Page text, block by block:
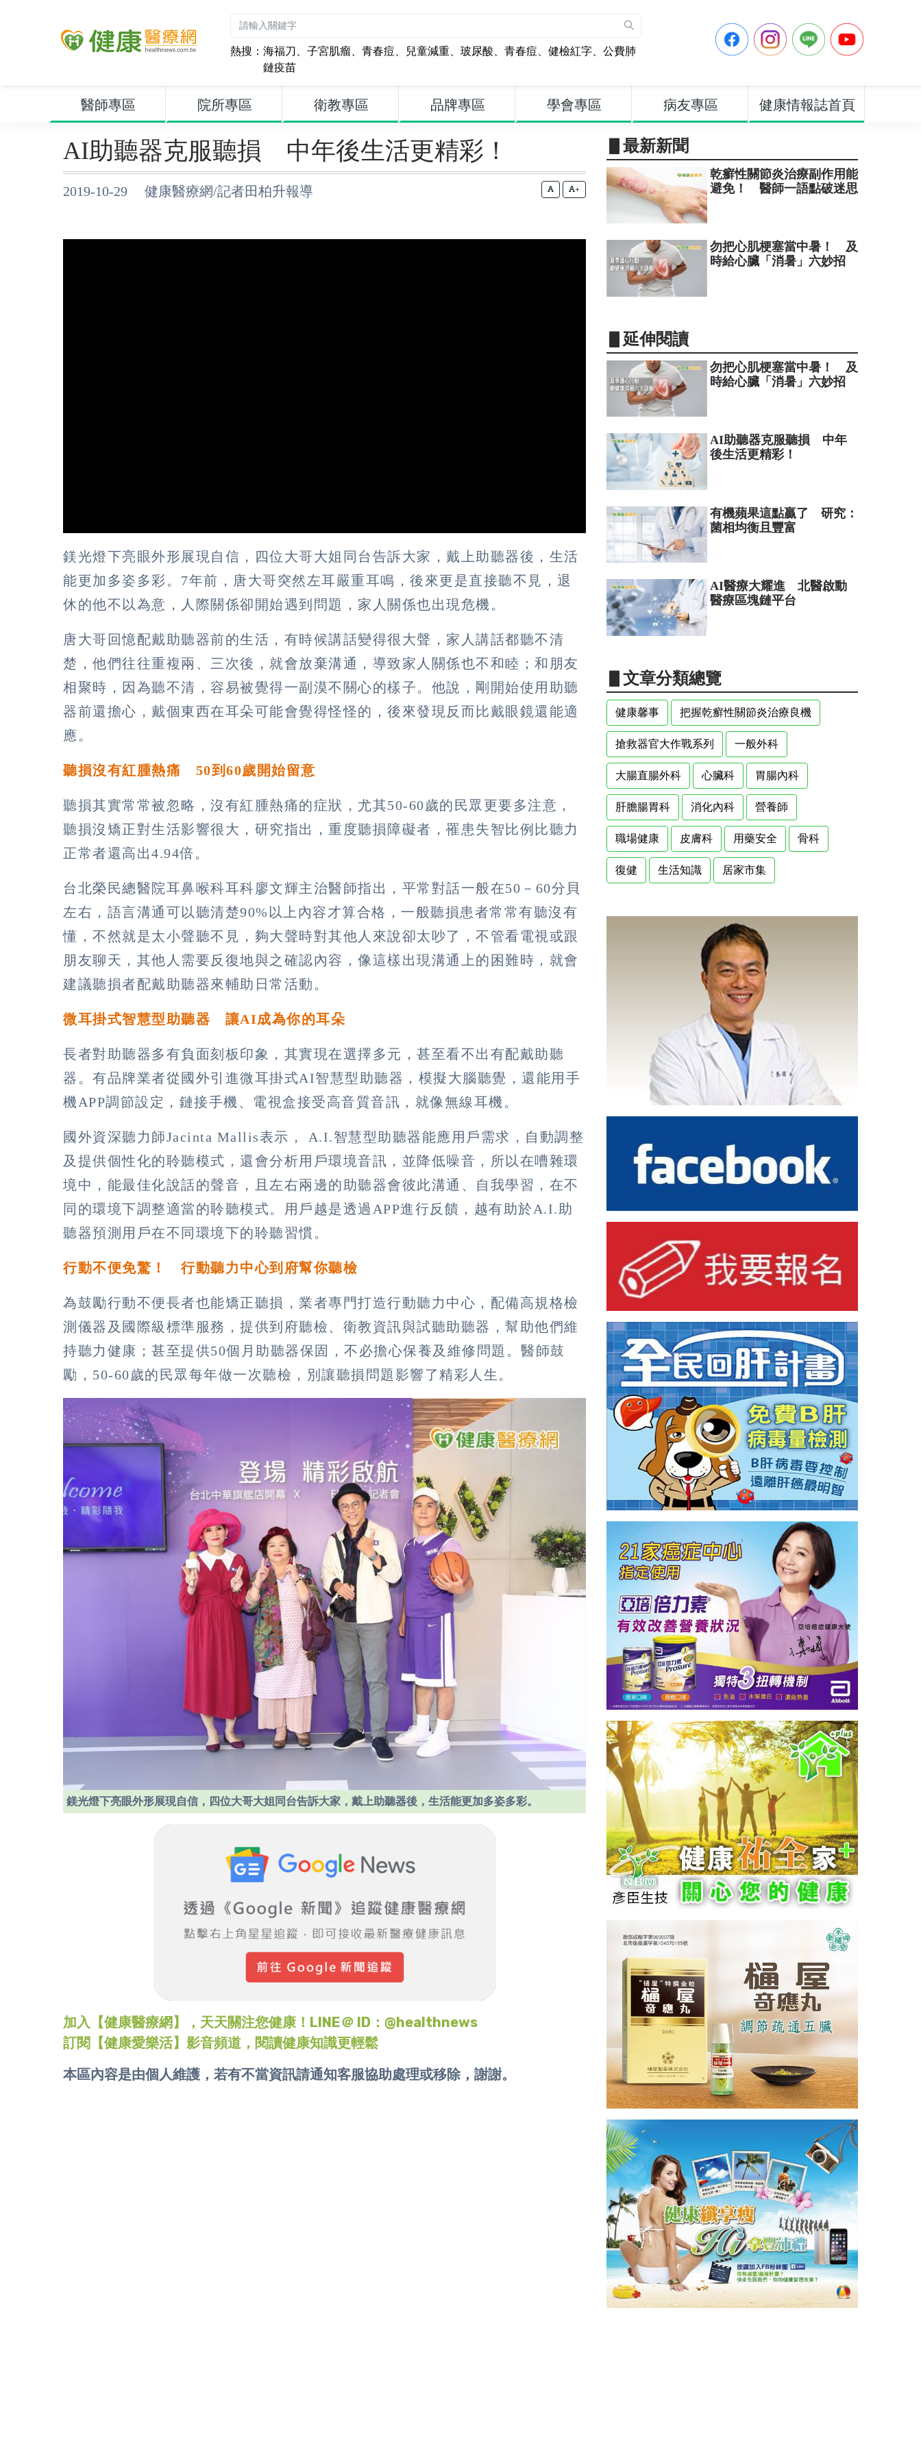
熱搜： 海福刀 、 子宮肌瘤、 青春痘、 兒童減重、 玻尿酸、 青春痘、 健檢紅字、 公費肺
鏈疫苗
醫師專區 院所專區 衛教專區 品牌專區 學會專區 病友專區 健康情報誌首頁
AI助聽器克服聽損 中年後生活更精彩！
2019-10-29 健康醫療網/記者田柏升報導 +
鎂光燈下亮眼外形展現自信，四位大哥大姐同台告訴大家，戴上助聽器後，生活
能更加多姿多彩。7年前，唐大哥突然左耳嚴重耳鳴，後來更是直接聽不見，退
休的他不以為意，人際關係卻開始遇到問題，家人關係也出現危機。
唐大哥回憶配戴助聽器前的生活，有時候講話變得很大聲，家人講話都聽不清
楚，他們往往重複兩、三次後，就會放棄溝通，導致家人關係也不和睦；和朋友
相聚時，因為聽不清，容易被覺得一副漠不關心的樣子。他說，剛開始使用助聽
器前還擔心，戴個東西在耳朵可能會覺得怪怪的，後來發現反而比戴眼鏡還能適
應。
聽損沒有紅腫熱痛 50到 60歲開始留意
聽損其實常常被忽略，沒有紅腫熱痛的症狀，尤其50-60歲的民眾更要多注意，
聽損沒矯正對生活影響很大，研究指出，重度聽損障礙者，罹患失智比例比聽力
正常者還高出4.94倍。
台北榮民總醫院耳鼻喉科耳科廖文輝主治醫師指出，平常對話一般在50－60分貝
左右，語言溝通可以聽清楚90%以上內容才算合格，一般聽損患者常常有聽沒有
懂，不然就是太小聲聽不見，夠大聲時對其他人來說卻太吵了，不管看電視或跟
朋友聊天，其他人需要反復地與之確認內容，像這樣出現溝通上的困難時，就會
建議聽損者配戴助聽器來輔助日常活動。
微耳掛式智慧型助聽器 讓AI成為你的耳朵
長者對助聽器多有負面刻板印象，其實現在選擇多元，甚至看不出有配戴助聽
器。有品牌業者從國外引進微耳掛式AI智慧型助聽器，模擬大腦聽覺，還能用手
機APP調節設定，鏈接手機、電視盒接受高音質音訊，就像無線耳機。
國外資深聽力師Jacinta Mallis表示， A.I.智慧型助聽器能應用戶需求，自動調整
及提供個性化的聆聽模式，還會分析用戶環境音訊，並降低噪音，所以在嘈雜環
境中，能最佳化說話的聲音，且左右兩邊的助聽器會彼此溝通、自我學習，在不
同的環境下調整適當的聆聽模式。用戶越是透過APP進行反饋，越有助於A.I.助
聽器預測用戶在不同環境下的聆聽習慣。
行動不便免驚！ 行動聽力中心到府幫你聽檢
為鼓勵行動不便長者也能矯正聽損，業者專門打造行動聽力中心，配備高規格檢
測儀器及國際級標準服務，提供到府聽檢、衛教資訊與試聽助聽器，幫助他們維
持聽力健康；甚至提供50個月助聽器保固，不必擔心保養及維修問題。醫師鼓
勵，50-60歲的民眾每年做一次聽檢，別讓聽損問題影響了精彩人生。
鎂光燈下亮眼外形展現自信，四位大哥大姐同台告訴大家，戴上助聽器後，生活能更加多姿多彩。
加入【健康醫療網】，天天關注您健康！LINE＠ ID：@healthnews
訂閱【健康愛樂活】影音頻道，閱讀健康知識更輕鬆
本區內容是由個人維護，若有不當資訊請通知客服協助處理或移除，謝謝。
▋最新新聞
乾癬性關節炎治療副作用能
避免！ 醫師一語點破迷思
勿把心肌梗塞當中暑！ 及
時給心臟「消暑」六妙招
▋延伸閱讀
勿把心肌梗塞當中暑！ 及
時給心臟「消暑」六妙招
AI助聽器克服聽損 中年
後生活更精彩！
有機蘋果這點贏了 研究：
菌相均衡且豐富
AI醫療大耀進 北醫啟動
醫療區塊鏈平台
▋文章分類總覽
健康馨事 把握乾癬性關節炎治療良機
搶救器官大作戰系列 一般外科
大腸直腸外科 心臟科 胃腸內科
肝膽腸胃科 消化內科 營養師
職場健康 皮膚科 用藥安全 骨科
復健 生活知識 居家市集